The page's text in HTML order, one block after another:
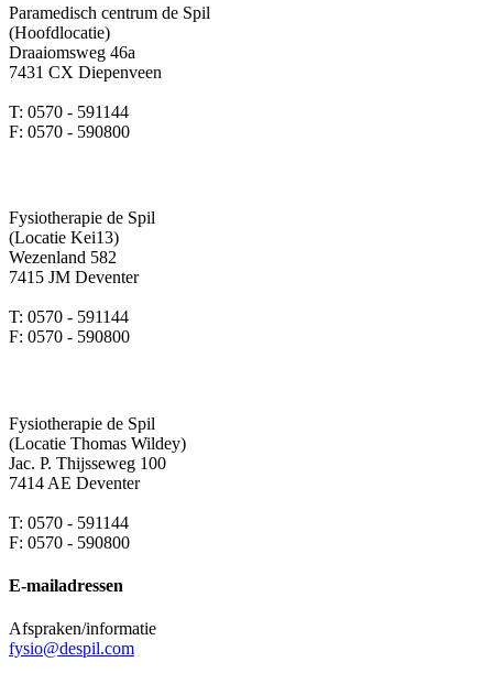
Paramedisch centrum de Spil
(Hoofdlocatie)
Draaiomsweg 46a
7431 CX Diepenveen
T: 0570 - 591144
F: 0570 - 590800
Fysiotherapie de Spil
(Locatie Kei13)
Wezenland 582
7415 JM Deventer
T: 0570 - 591144
F: 0570 - 590800
Fysiotherapie de Spil
(Locatie Thomas Wildey)
Jac. P. Thijsseweg 100
7414 AE Deventer
T: 0570 - 591144
F: 0570 - 590800
E-mailadressen
Afspraken/informatie
fysio@despil.com